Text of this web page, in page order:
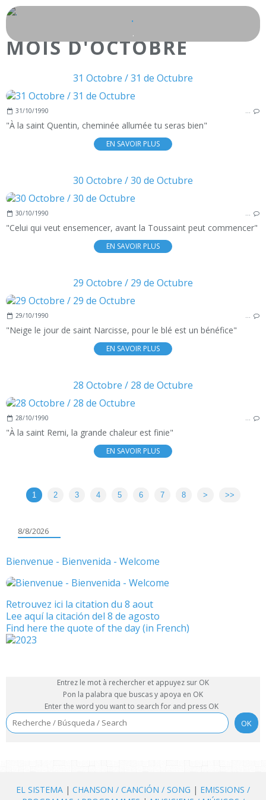
.
.
MOIS D'OCTOBRE
31 Octobre / 31 de Octubre
31/10/1990 …
"À la saint Quentin, cheminée allumée tu seras bien"
EN SAVOIR PLUS
30 Octobre / 30 de Octubre
30/10/1990 …
"Celui qui veut ensemencer, avant la Toussaint peut commencer"
EN SAVOIR PLUS
29 Octobre / 29 de Octubre
29/10/1990 …
"Neige le jour de saint Narcisse, pour le blé est un bénéfice"
EN SAVOIR PLUS
28 Octobre / 28 de Octubre
28/10/1990 …
"À la saint Remi, la grande chaleur est finie"
EN SAVOIR PLUS
1 2 3 4 5 6 7 8 > >>
8/8/2026
Bienvenue - Bienvenida - Welcome
Retrouvez ici la citation du 8 aout
Lee aquí la citación del 8 de agosto
Find here the quote of the day (in French)
Entrez le mot à rechercher et appuyez sur OK
Pon la palabra que buscas y apoya en OK
Enter the word you want to search for and press OK
EL SISTEMA | CHANSON / CANCIÓN / SONG | EMISSIONS /